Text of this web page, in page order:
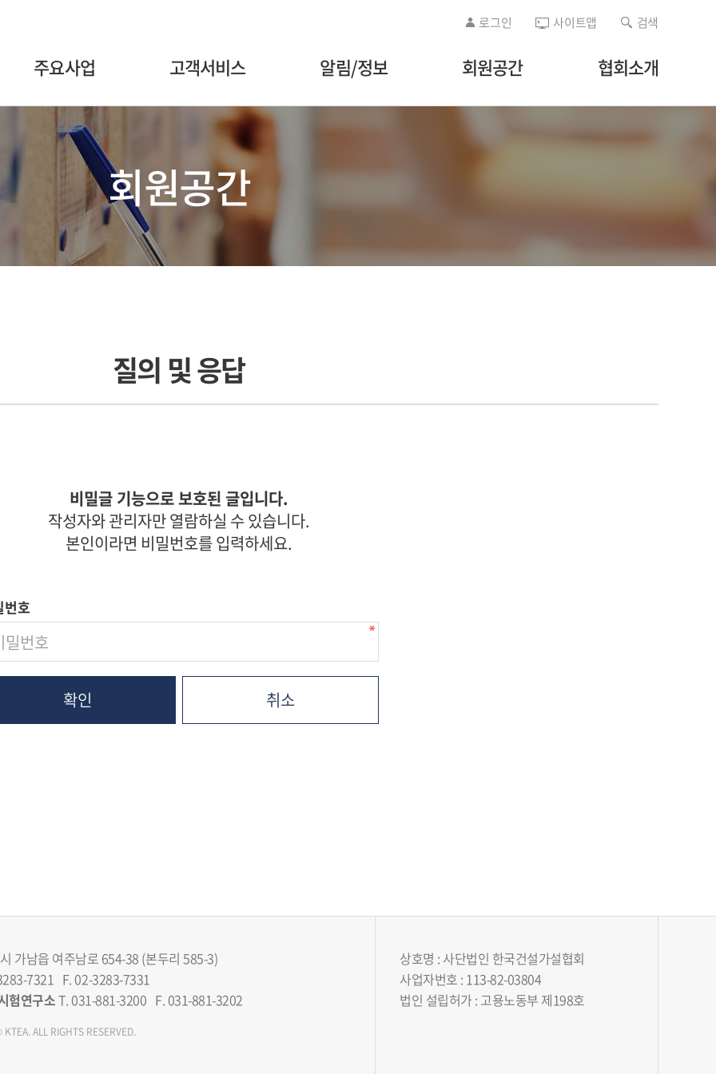
로그인 사이트맵 검색
주요사업 고객서비스 알림/정보 회원공간 협회소개
회원공간
질의 및 응답
비밀글 기능으로 보호된 글입니다.
작성자와 관리자만 열람하실 수 있습니다.
본인이라면 비밀번호를 입력하세요.
번호
취소
가남읍 여주남로 654-38 (본두리 585-3)
7321 F. 02-3283-7331
험연구소T. 031-881-3200 F. 031-881-3202
ALL RIGHTS RESERVED.
상호명 : 사단법인 한국건설가설협회
사업자번호 : 113-82-03804
법인 설립허가 : 고용노동부 제198호